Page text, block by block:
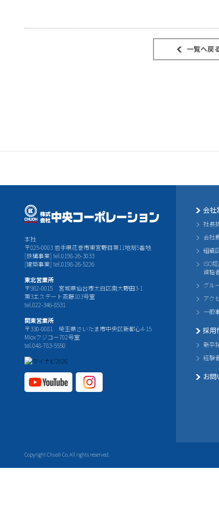
本社
〒025-0003 岩手県花巻市東宮野目第11地割5番地
[鉄構事業] tel.0198-26-3033
[建築事業] tel.0198-26-5226
東北営業所
〒982-0015 宮城県仙台市太白区南大野田3-1
第3エステート斎藤103号室
tel.022-346-8531
関東営業所
〒330-0081 埼玉県さいたま市中央区新都心4-15
Mioxフジコー702号室
tel.048-783-5550
Copyright Chuoh Co. All rights reserved.
会社
社長
会社
組織
ISO
資格
グル
アク
一般
採用
新卒
経験
お